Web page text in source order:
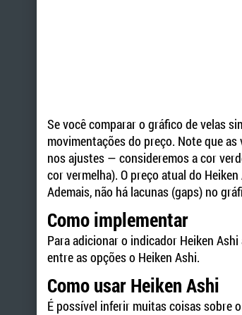
Se você comparar o gráfico de velas
movimentações do preço. Note que
nos ajustes — consideremos a cor
cor vermelha). O preço atual do
Ademais, não há lacunas (gaps) no
Como implementar
Para adicionar o indicador Heiken
entre as opções o Heiken Ashi.
Como usar Heiken Ashi
É possível inferir muitas coisas sobre